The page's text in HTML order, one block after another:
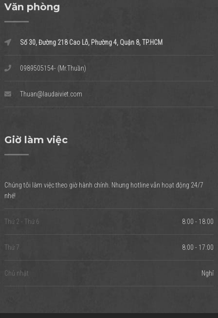
Văn phòng
Số 30, Đường 218 Cao Lỗ, Phường 4, Quận 8, TP.HCM
0989505154- (Mr.Thuần)
Thuan@laudaiviet.com
Giờ làm việc
Chúng tôi làm việc theo giờ hành chính. Nhưng hotline vẫn hoạt động 24/7
nhé!
Thứ 2 - Thứ 6 8:00 - 18:00
Thứ 7 8:00 - 17:00
Chủ nhật Nghỉ